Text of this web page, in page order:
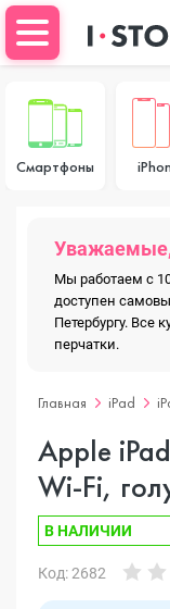
Смартфоны
Уважаемые,
Мы работаем с
доступен
Петербургу.
перчатки.
Главная iPad
Apple
Wi-Fi,
В НАЛИЧИИ
Код: 2682